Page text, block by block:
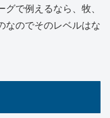
で例えるなら、牧、
なのでそのレベルはな